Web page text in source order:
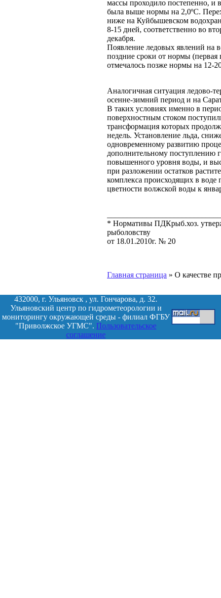
массы проходило постепенно, и
была выше нормы на 2,0ºС.
ниже на Куйбышевском
8-15 дней, соответственно во
декабря.
Появление ледовых явлений на
поздние сроки от нормы (первая
отмечалось позже нормы на 12-
Аналогичная ситуация ледово-
осенне-зимний период и на
В таких условиях именно в
поверхностным стоком
трансформация которых
недель. Установление льда,
одновременному развитию
дополнительному поступлению
повышенного уровня воды, и
при разложении остатков
комплекса происходящих в воде
цветности волжской воды к
* Нормативы ПДКрыб.хоз.
рыболовству
от 18.01.2010г. № 20
Главная страница » О качестве
432000, г. Ульяновск , ул. Гончарова, д. 32.
Ульяновский центр по гидрометеорологии и
мониторингу окружающей среды - филиал ФГБУ
"Приволжское УГМС". Пользовательское
соглашение